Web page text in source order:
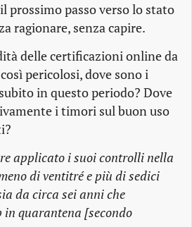
prossimo passo verso lo stato
ragionare, senza capire.
delle certificazioni online da
pericolosi, dove sono i
in questo periodo? Dove
i timori sul buon uso
applicato i suoi controlli nella
di ventitré e più di sedici
da circa sei anni che
quarantena [secondo